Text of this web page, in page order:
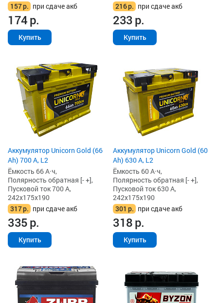
157р. при сдаче акб
174р.
Купить
216р. при сдаче акб
233р.
Купить
Аккумулятор Unicorn Gold (66
Ah) 700 А, L2
Ёмкость 66 А·ч,
Полярность обратная [- +],
Пусковой ток 700 А,
242x175x190
317р. при сдаче акб
335р.
Купить
Аккумулятор Unicorn Gold (60
Ah) 630 А, L2
Ёмкость 60 А·ч,
Полярность обратная [- +],
Пусковой ток 630 А,
242x175x190
301 р. при сдаче акб
318р.
Купить